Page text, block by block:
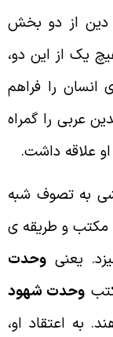
از دو بخش
از این دو،
را فراهم
عربی را گمراه
علاقه داشت.
به تصوف شبه
و طریقه ی
یعنیوحدت
وحدت شهود
.به اعتقاد او،